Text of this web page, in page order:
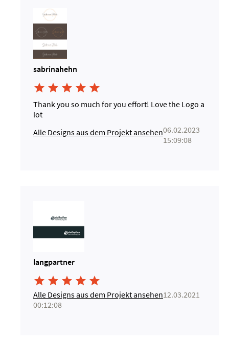
sabrinahehn
    
Thank you so much for you effort! Love the Logo a
lot
Alle Designs aus dem Projekt ansehen06.02.2023
15:09:08
langpartner
    
Alle Designs aus dem Projekt ansehen12.03.2021
00:12:08